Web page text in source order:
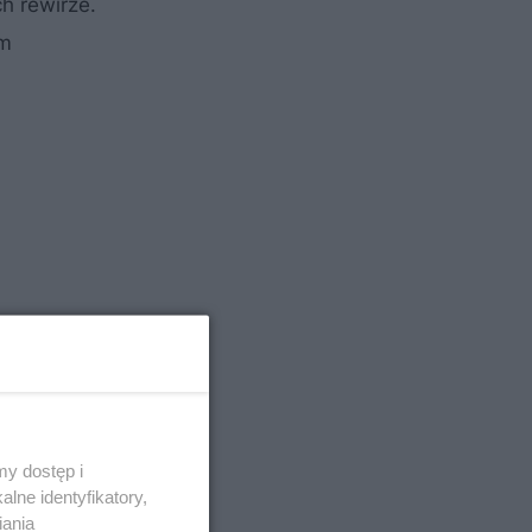
rewirze.
dostęp i
identyfikatory,